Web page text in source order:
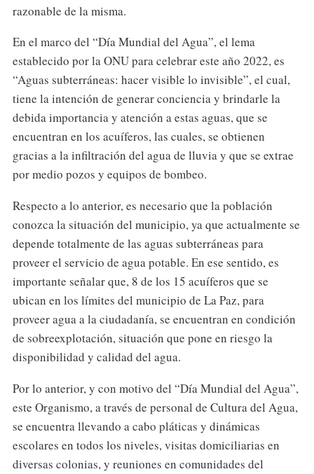
razonable de la misma.
En el marco del “Día Mundial del Agua”, el lema
establecido por la ONU para celebrar este año 2022, es
“Aguas subterráneas: hacer visible lo invisible”, el cual,
tiene la intención de generar conciencia y brindarle la
debida importancia y atención a estas aguas, que se
encuentran en los acuíferos, las cuales, se obtienen
gracias a la infiltración del agua de lluvia y que se extrae
por medio pozos y equipos de bombeo.
Respecto a lo anterior, es necesario que la población
conozca la situación del municipio, ya que actualmente se
depende totalmente de las aguas subterráneas para
proveer el servicio de agua potable. En ese sentido, es
importante señalar que, 8 de los 15 acuíferos que se
ubican en los límites del municipio de La Paz, para
proveer agua a la ciudadanía, se encuentran en condición
de sobreexplotación, situación que pone en riesgo la
disponibilidad y calidad del agua.
Por lo anterior, y con motivo del “Día Mundial del Agua”,
este Organismo, a través de personal de Cultura del Agua,
se encuentra llevando a cabo pláticas y dinámicas
escolares en todos los niveles, visitas domiciliarias en
diversas colonias, y reuniones en comunidades del